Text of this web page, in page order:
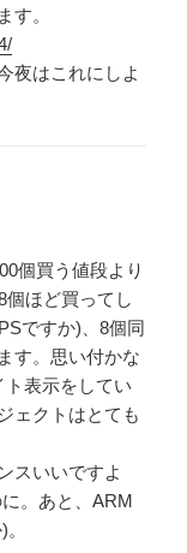
す。
夜はこれにしよ
個買う値段より
ほど買ってし
ですか)、8個同
す。思い付かな
表示をしてい
ェクトはとても
スいいですよ
。あと、ARM